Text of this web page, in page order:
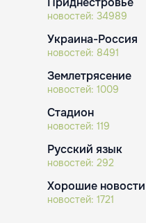
новостей: 34989
Украина-Россия
новостей: 8491
Землетрясение
новостей: 1009
Стадион
новостей: 119
Русский язык
новостей: 292
Хорошие новости
новостей: 1721